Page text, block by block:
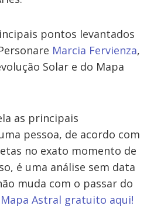
pontos levantados
Marcia Fervienza,
Solar e do Mapa
as principais
pessoa, de acordo com
no exato momento de
é uma análise sem data
muda com o passar do
Mapa Astral gratuito aqui!